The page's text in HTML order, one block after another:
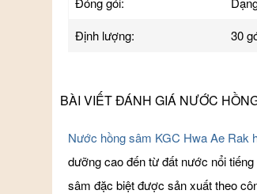
Định lượng:
30
BÀI VIẾT ĐÁNH GIÁ NƯỚC
Nước hồng sâm KGC Hwa Ae Rak
dưỡng cao đến từ đất nước nổi
sâm đặc biệt được sản xuất theo